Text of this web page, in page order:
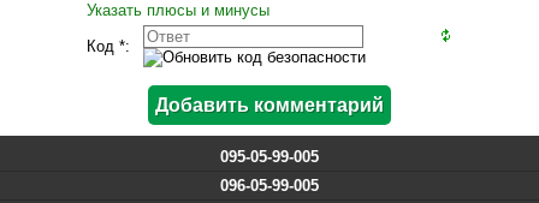
Указать плюсы и минусы
Код *:
095-05-99-005
096-05-99-005